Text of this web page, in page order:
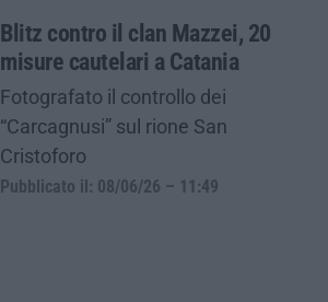
Blitz contro il clan Mazzei, 20
misure cautelari a Catania
Fotografato il controllo dei
“Carcagnusi” sul rione San
Cristoforo
Pubblicato il: 08/06/26 – 11:49